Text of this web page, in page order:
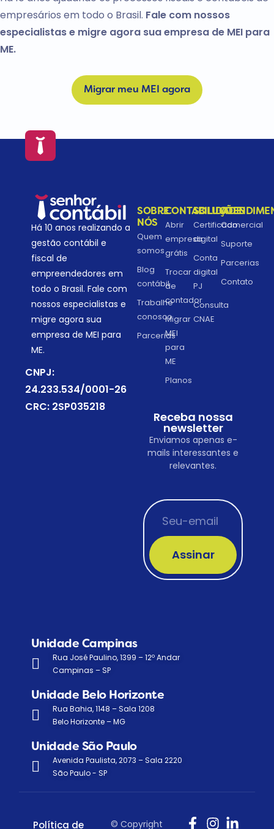
empresários em todo o Brasil. Fale com nossos
especialistas e migre agora sua empresa de MEI para
ME.
Migrar meu MEI agora
Há 10 anos realizando a
gestão contábil e
fiscal de
empreendedores em
todo o Brasil. Fale com
nossos especialistas e
migre agora sua
empresa de MEI para
ME.
CNPJ:
24.233.534/0001-26
CRC: 2SP035218
SOBRE
NÓS
Quem
somos
Blog
contábil
Trabalhe
conosco
Parcerias
CONTABILIDADE
Abrir
empresa
grátis
Trocar
de
contador
Migrar
MEI
para
ME
Planos
SOLUÇÕES
Certificado
digital
Conta
digital
PJ
Consulta
CNAE
Comercial
Suporte
Parcerias
Contato
Receba nossa
newsletter
Enviamos apenas e-
mails interessantes e
relevantes.
Assinar
Unidade Campinas
Rua José Paulino, 1399 – 12º Andar
Campinas – SP
Unidade Belo Horizonte
Rua Bahia, 1148 – Sala 1208
Belo Horizonte – MG
Unidade São Paulo
Avenida Paulista, 2073 – Sala 2220
São Paulo - SP
Política de © Copyright